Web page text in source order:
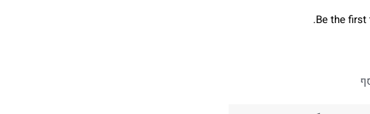
Be the first